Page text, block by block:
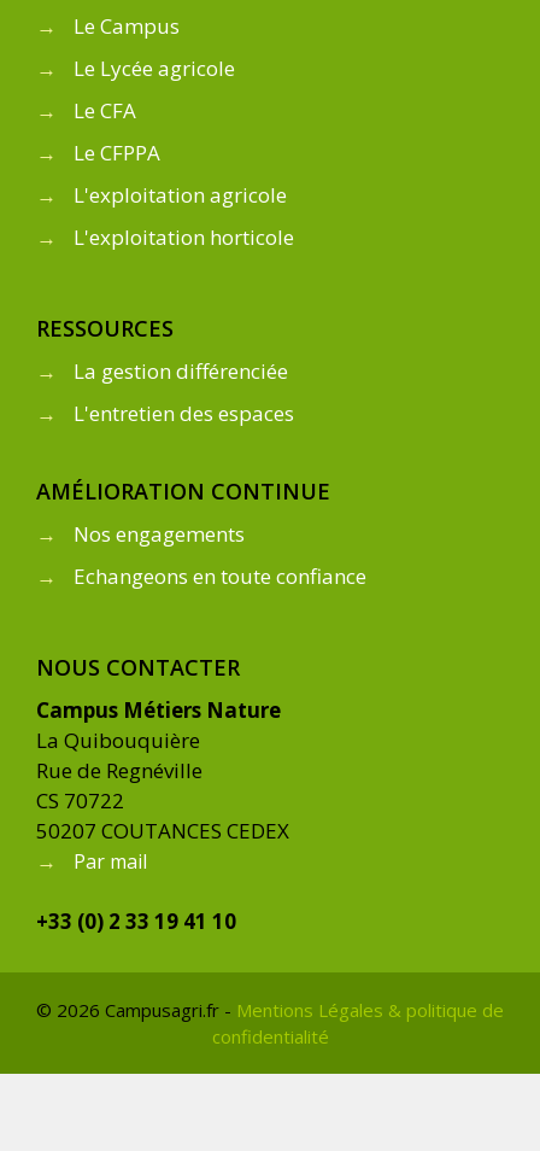
→
Le Campus
→
Le Lycée agricole
→
Le CFA
→
Le CFPPA
→
L'exploitation agricole
→
L'exploitation horticole
RESSOURCES
→
La gestion différenciée
→
L'entretien des espaces
AMÉLIORATION CONTINUE
→
Nos engagements
→
Echangeons en toute confiance
NOUS CONTACTER
Campus Métiers Nature
La Quibouquière
Rue de Regnéville
CS 70722
50207 COUTANCES CEDEX
→
Par mail
+33 (0) 2 33 19 41 10
© 2026 Campusagri.fr - Mentions Légales & politique de
confidentialité